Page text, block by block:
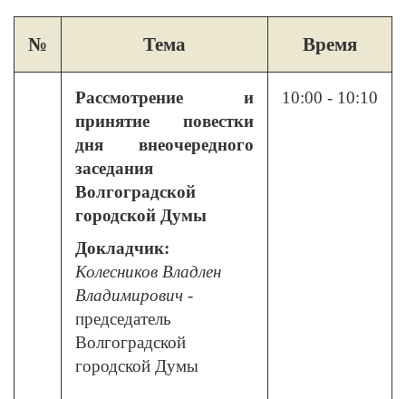
№ Тема Время
Рассмотрение и
принятие повестки
дня внеочередного
заседания
Волгоградской
городской Думы
Докладчик:
Колесников Владлен
Владимирович -
председатель
Волгоградской
городской Думы
10:00 - 10:10